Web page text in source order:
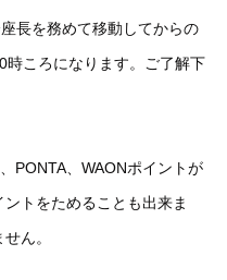
長を務めて移動してからの
時ころになります。ご了解下
PONTA、WAONポイントが
トをためることも出来ま
ん。